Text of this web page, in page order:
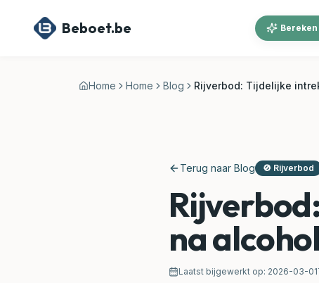
Beboet.be
Home Home Blog Rijverbod: Tijdelijke
Terug naar Blog 🚫 Rijverbod
na alcohol
Laatst bijgewerkt op: 2026-03-